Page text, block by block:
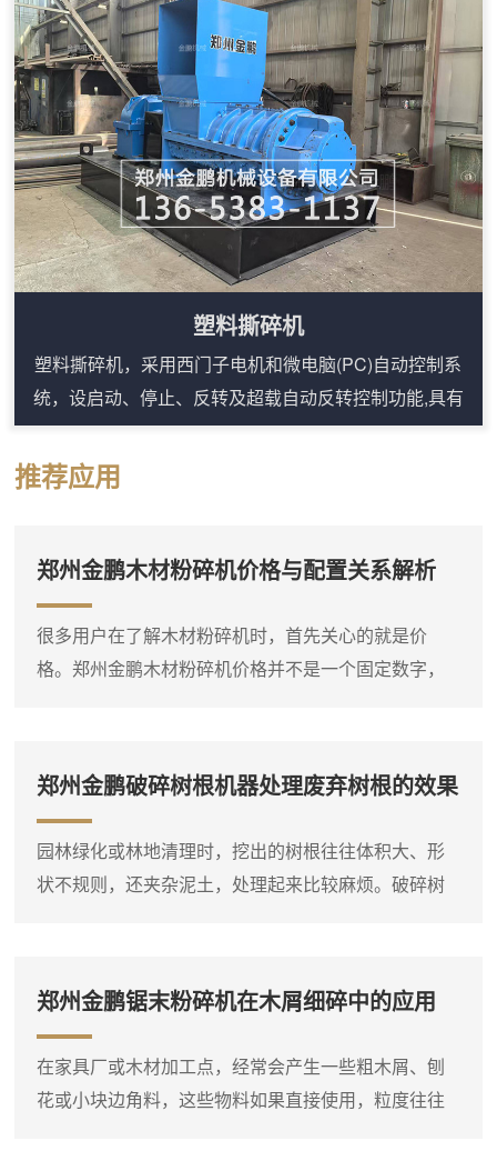
就被堆在了各种楼道等有空间的地方。然而受经费等条件
限制，城管、环卫处理起来也很困难。废旧家具怎么处理
就成为了挠头的问题。废旧家具破碎机设备实...
塑料撕碎机
塑料撕碎机，采用西门子电机和微电脑(PC)自动控制系
统，设启动、停止、反转及超载自动反转控制功能,具有
低速、大转矩、低噪音等特点。轴承座采用对开型式，拆
装换刀容易方便适合撕碎特大、特厚难碎物料。塑料撕碎
机工作原理：塑料撕碎机由撕碎机构、支架、回收箱及拉
定。管材粉碎机内部设计有过滤网装置，当塑料撕碎机正
推荐应用
郑州金鹏木材粉碎机价格与配置关系解析
很多用户在了解木材粉碎机时，首先关心的就是价
格。郑州金鹏木材粉碎机价格并不是一个固定数字，
大型柴油粉碎机的价格差异就比较明显。因此，在询
问价格之前，**先明确自己要处理的物料种类、大致产
木材粉碎机是一个大类，包括盘式削片机、鼓式削片
机、综合破碎机等多种类型...
郑州金鹏破碎树根机器处理废弃树根的效果
园林绿化或林地清理时，挖出的树根往往体积大、形
状不规则，还夹杂泥土，处理起来比较麻烦。破碎树
放。设备进料口宽大，带有液压压料装置，可以将树
根强制压入破碎腔，即使形状复杂的树根也能顺利吃
装有厚重的破碎刀片，由大功率电机或柴油机驱动。
树根放入料斗后，液压压料器将...
郑州金鹏锯末粉碎机在木屑细碎中的应用
在家具厂或木材加工点，经常会产生一些粗木屑、刨
花或小块边角料，这些物料如果直接使用，粒度往往